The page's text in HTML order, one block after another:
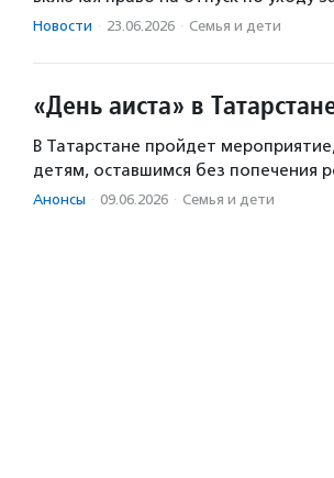
Новости · 23.06.2026 · Семья и дети
«День аиста» в
В Татарстане пройдет
детям, оставшимся без попечения
Анонсы · 09.06.2026 · Семья и дети